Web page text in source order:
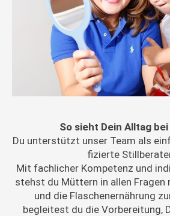
So sieht Dein All­t­ag
Du unter­stützt unser Team als
fizierte
Mit fach­lich­er Kom­pe­tenz und
stehst du Müt­tern in allen Fra­gen
und die Flasch­en­ernährung
begleitest du die Vor­bere­itung,